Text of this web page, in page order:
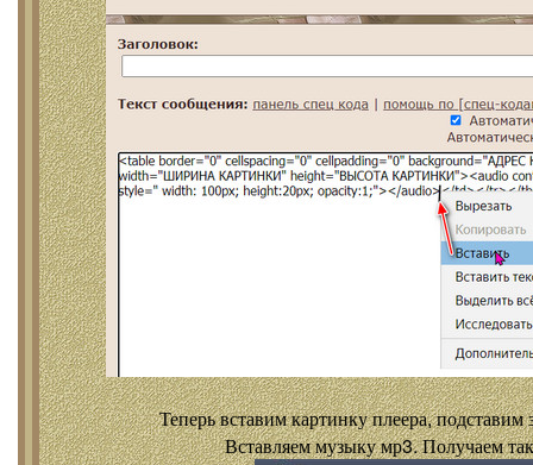
Теперь вставим картинку плеера, подставим
Вставляем музыку мр3. Получаем